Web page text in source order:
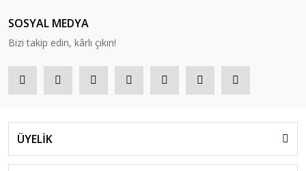
SOSYAL MEDYA
Bizi takip edin, kârlı çıkın!
ÜYELİK